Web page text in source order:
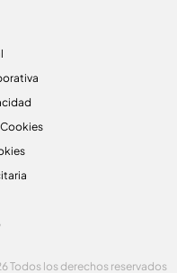
Todos los derechos reservados